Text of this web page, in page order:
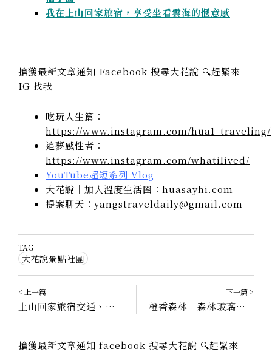
我在上山回家旅宿，享受坐看雲海的愜意感
搶獲最新文章通知 Facebook 搜尋大花說 🔍趕緊來
IG 找我
吃玩人生篇：
https://www.instagram.com/hua1_traveling/
追夢感性者：
https://www.instagram.com/whatilived/
YouTube超短系列 Vlog
大花說｜加入溫度生活圈： huasayhi.com
提案聊天：yangstraveldaily@gmail.com
TAG
大花說景點社團
< 上一篇
上山回家旅宿交通、雙人房型｜前往苗栗上山回家旅宿，坐看雲海的愜意感
下一篇 >
橙香森林｜森林玻璃屋景觀餐廳，拍出韓系夢幻橘子園｜苗栗景點
搶獲最新文章通知 facebook 搜尋大花說 🔍趕緊來